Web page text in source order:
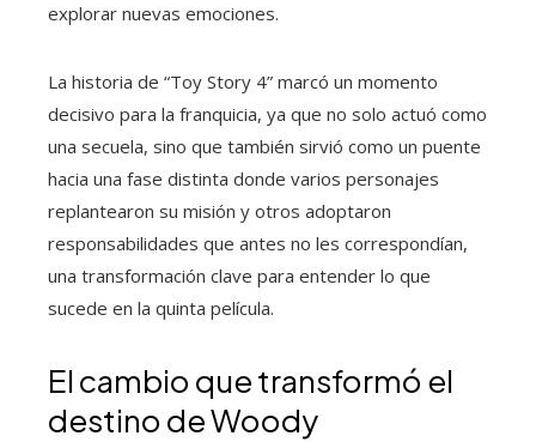
explorar nuevas emociones.
La historia de “Toy Story 4” marcó un momento
decisivo para la franquicia, ya que no solo actuó como
una secuela, sino que también sirvió como un puente
hacia una fase distinta donde varios personajes
replantearon su misión y otros adoptaron
responsabilidades que antes no les correspondían,
una transformación clave para entender lo que
sucede en la quinta película.
El cambio que transformó el
destino de Woody